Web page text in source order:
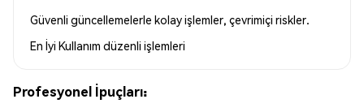
Güvenli güncellemelerle kolay işlemler, çevrimiçi riskler.
En İyi Kullanım düzenli işlemleri
Profesyonel İpuçları: